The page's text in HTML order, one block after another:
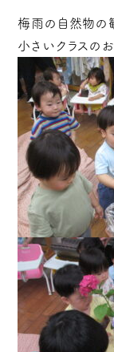
梅雨の自然物
小さいクラスの